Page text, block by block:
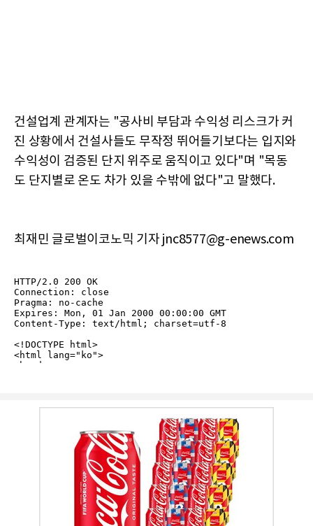
건설업계 관계자는 "공사비 부담과 수익성 리스크가 커
진 상황에서 건설사들도 무작정 뛰어들기보다는 입지와
수익성이 검증된 단지 위주로 움직이고 있다"며 "목동
도 단지별로 온도 차가 있을 수밖에 없다"고 말했다.
최재민 글로벌이코노믹 기자 jnc8577@g-enews.com